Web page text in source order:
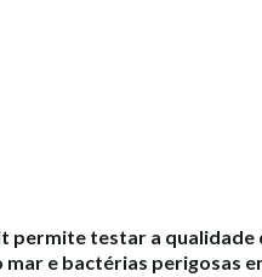
permite testar a qualidade
mar e bactérias perigosas